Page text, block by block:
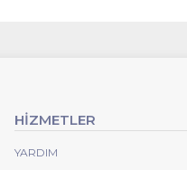
HİZMETLER
YARDIM